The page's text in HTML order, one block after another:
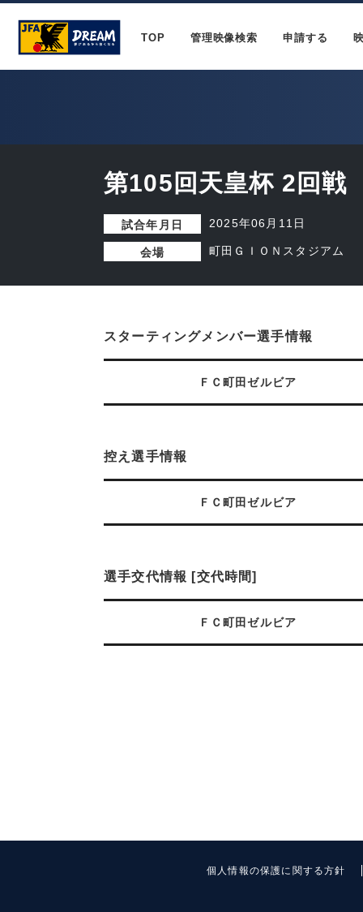
TOP 管理映像検索 申請する
第105回天皇杯 2回戦
試合年月日 2025年06月11日
会場 町田ＧＩＯＮスタジアム
スターティングメンバー選手情報
ＦＣ町田ゼルビア
控え選手情報
ＦＣ町田ゼルビア
選手交代情報 [交代時間]
ＦＣ町田ゼルビア
個人情報の保護に関する方針